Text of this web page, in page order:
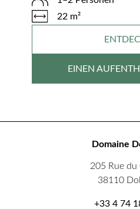
22 m²
EINEN
Domaine
205 Rue du
38110
+33 4 74